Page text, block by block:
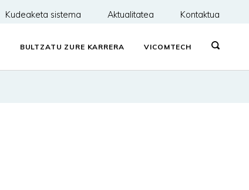
Kudeaketa sistema Aktualitatea Kontaktua
BULTZATU ZURE KARRERA VICOMTECH